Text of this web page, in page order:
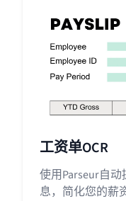
工资单OCR
使用Parseur自
息，简化您的薪